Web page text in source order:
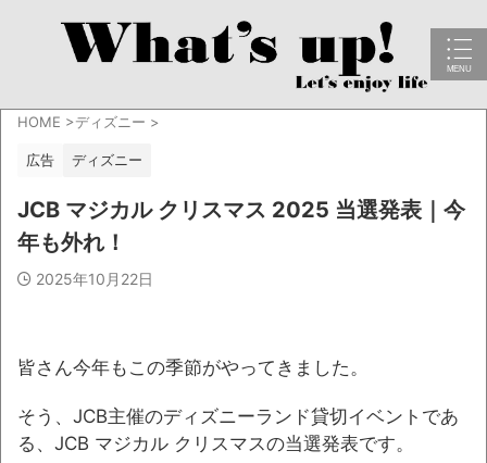
HOME >ディズニー >
広告 ディズニー
JCB マジカル クリスマス 2025 当選発表｜今
年も外れ！
2025年10月22日
皆さん今年もこの季節がやってきました。
そう、JCB主催のディズニーランド貸切イベントであ
る、JCB マジカル クリスマスの当選発表です。